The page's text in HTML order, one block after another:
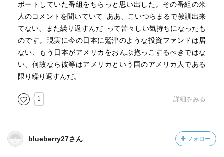
ポートしていた番組をちらっと思い出した。その番組の米
人のコメントを聞いていて｢ああ、こいつらまるで教訓出来
てない、また繰り返すんだ｣って苦々しい気持ちになったも
のです。現実に今の日本に鷲津のような投資ファンドは居
ない、もう日本がアメリカをおんぶ抱っこするべきではな
い、何故なら彼等はアメリカという国のアメリカ人である
限り繰り返すんだ。
1 詳細をみる
blueberry27さん フォロー